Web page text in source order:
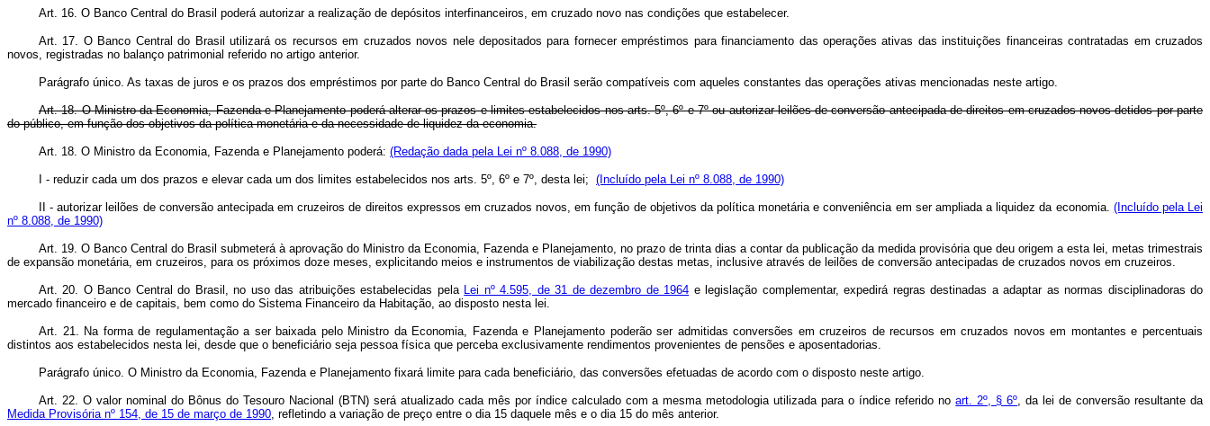
Art. 16. O Banco Central do Brasil poderá autorizar a realização de depósitos interfinanceiros, em cruzado novo nas condições que estabelecer.
Art. 17. O Banco Central do Brasil utilizará os recursos em cruzados novos nele depositados para fornecer empréstimos para financiamento das operações ativas das instituições financeiras contratadas em cruzados
novos, registradas no balanço patrimonial referido no artigo anterior.
Parágrafo único. As taxas de juros e os prazos dos empréstimos por parte do Banco Central do Brasil serão compatíveis com aqueles constantes das operações ativas mencionadas neste artigo.
Art. 18. O Ministro da Economia, Fazenda e Planejamento poderá alterar os prazos e limites estabelecidos nos arts. 5º, 6º e 7º ou autorizar leilões de conversão antecipada de direitos em cruzados novos detidos por parte
do público, em função dos objetivos da política monetária e da necessidade de liquidez da economia.
Art. 18. O Ministro da Economia, Fazenda e Planejamento poderá: (Redação dada pela Lei nº 8.088, de 1990)
I - reduzir cada um dos prazos e elevar cada um dos limites estabelecidos nos arts. 5º, 6º e 7º, desta lei; (Incluído pela Lei nº 8.088, de 1990)
II - autorizar leilões de conversão antecipada em cruzeiros de direitos expressos em cruzados novos, em função de objetivos da política monetária e conveniência em ser ampliada a liquidez da economia. (Incluído pela Lei
nº 8.088, de 1990)
Art. 19. O Banco Central do Brasil submeterá à aprovação do Ministro da Economia, Fazenda e Planejamento, no prazo de trinta dias a contar da publicação da medida provisória que deu origem a esta lei, metas trimestrais
de expansão monetária, em cruzeiros, para os próximos doze meses, explicitando meios e instrumentos de viabilização destas metas, inclusive através de leilões de conversão antecipadas de cruzados novos em cruzeiros.
Art. 20. O Banco Central do Brasil, no uso das atribuições estabelecidas pela Lei nº 4.595, de 31 de dezembro de 1964 e legislação complementar, expedirá regras destinadas a adaptar as normas disciplinadoras do
mercado financeiro e de capitais, bem como do Sistema Financeiro da Habitação, ao disposto nesta lei.
Art. 21. Na forma de regulamentação a ser baixada pelo Ministro da Economia, Fazenda e Planejamento poderão ser admitidas conversões em cruzeiros de recursos em cruzados novos em montantes e percentuais
distintos aos estabelecidos nesta lei, desde que o beneficiário seja pessoa física que perceba exclusivamente rendimentos provenientes de pensões e aposentadorias.
Parágrafo único. O Ministro da Economia, Fazenda e Planejamento fixará limite para cada beneficiário, das conversões efetuadas de acordo com o disposto neste artigo.
Art. 22. O valor nominal do Bônus do Tesouro Nacional (BTN) será atualizado cada mês por índice calculado com a mesma metodologia utilizada para o índice referido noart. 2º, § 6º, da lei de conversão resultante da
Medida Provisória nº 154, de 15 de março de 1990, refletindo a variação de preço entre o dia 15 daquele mês e o dia 15 do mês anterior.